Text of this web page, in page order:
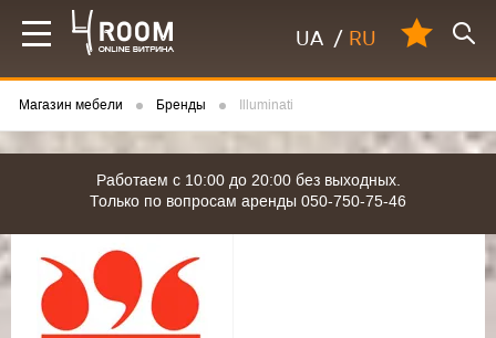
UA / RU
Магазин мебели Бренды Illuminati
Работаем с 10:00 до 20:00 без выходных.
Только по вопросам аренды 050-750-75-46